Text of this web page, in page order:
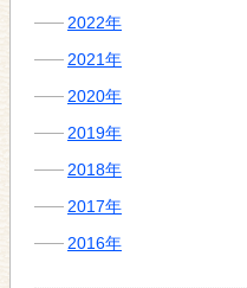
2022年
2021年
2020年
2019年
2018年
2017年
2016年